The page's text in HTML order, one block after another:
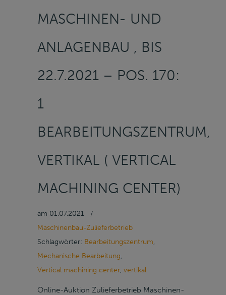
MASCHINEN- UND
ANLAGENBAU , BIS
22.7.2021 – POS. 170:
1
BEARBEITUNGSZENTRUM,
VERTIKAL ( VERTICAL
MACHINING CENTER)
am 01.07.2021
/
Maschinenbau-Zulieferbetrieb
Schlagwörter: Bearbeitungszentrum,
Mechanische Bearbeitung,
Vertical machining center, vertikal
Online-Auktion Zulieferbetrieb Maschinen-